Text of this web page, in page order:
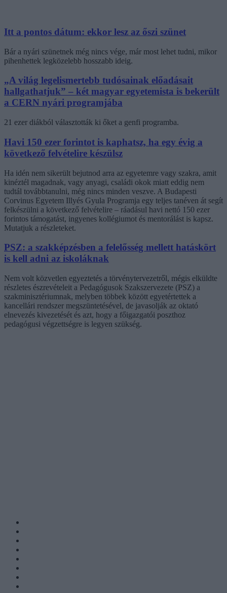
Itt a pontos dátum: ekkor lesz az őszi szünet
Bár a nyári szünetnek még nincs vége, már most lehet tudni, mikor
pihenhettek legközelebb hosszabb ideig.
„A világ legelismertebb tudósainak előadásait
hallgathatjuk” – két magyar egyetemista is bekerült
a CERN nyári programjába
21 ezer diákból választották ki őket a genfi programba.
Havi 150 ezer forintot is kaphatsz, ha egy évig a
következő felvételire készülsz
Ha idén nem sikerült bejutnod arra az egyetemre vagy szakra, amit
kinéztél magadnak, vagy anyagi, családi okok miatt eddig nem
tudtál továbbtanulni, még nincs minden veszve. A Budapesti
Corvinus Egyetem Illyés Gyula Programja egy teljes tanéven át segít
felkészülni a következő felvételire – ráadásul havi nettó 150 ezer
forintos támogatást, ingyenes kollégiumot és mentorálást is kapsz.
Mutatjuk a részleteket.
PSZ: a szakképzésben a felelősség mellett hatáskört
is kell adni az iskoláknak
Nem volt közvetlen egyeztetés a törvénytervezetről, mégis elküldte
részletes észrevételeit a Pedagógusok Szakszervezete (PSZ) a
szakminisztériumnak, melyben többek között egyetértettek a
kancellári rendszer megszüntetésével, de javasolják az oktató
elnevezés kivezetését és azt, hogy a főigazgatói poszthoz
pedagógusi végzettségre is legyen szükség.